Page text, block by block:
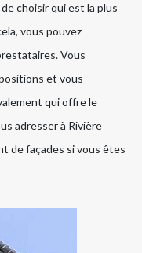
choisir qui est la plus
vous pouvez
Vous
et vous
qui offre le
adresser à Rivière
de façades si vous êtes